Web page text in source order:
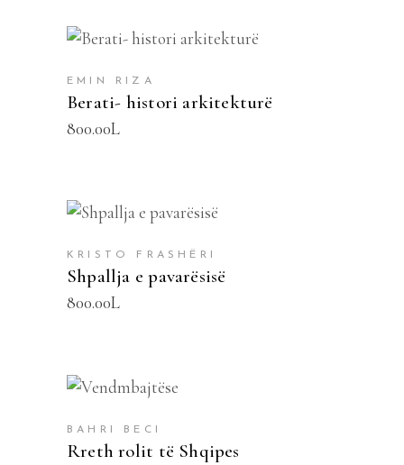
EMIN RIZA
Berati- histori arkitekturë
800.00L
SHTOJE NË SHPORTË
KRISTO FRASHËRI
Shpallja e pavarësisë
800.00L
SHTOJE NË SHPORTË
BAHRI BECI
Rreth rolit të Shqipes